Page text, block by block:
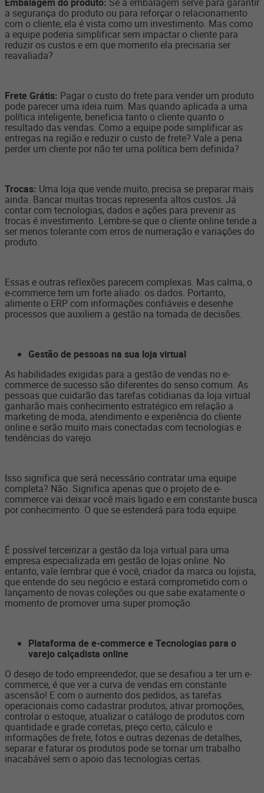
a segurança do produto ou para reforçar o relacionamento
com o cliente, ela é vista como um investimento. Mas como
a equipe poderia simplificar sem impactar o cliente para
reduzir os custos e em que momento ela precisaria ser
reavaliada?
Frete Grátis: Pagar o custo do frete para vender um produto
pode parecer uma ideia ruim. Mas quando aplicada a uma
política inteligente, beneficia tanto o cliente quanto o
resultado das vendas. Como a equipe pode simplificar as
entregas na região e reduzir o custo de frete? Vale a pena
perder um cliente por não ter uma política bem definida?
Trocas: Uma loja que vende muito, precisa se preparar mais
ainda. Bancar muitas trocas representa altos custos. Já
contar com tecnologias, dados e ações para prevenir as
trocas é investimento. Lembre-se que o cliente online tende a
ser menos tolerante com erros de numeração e variações do
produto.
Essas e outras reflexões parecem complexas. Mas calma, o
e-commerce tem um forte aliado: os dados. Portanto,
alimente o ERP com informações confiáveis e desenhe
processos que auxiliem a gestão na tomada de decisões.
Gestão de pessoas na sua loja virtual
As habilidades exigidas para a gestão de vendas no e-
commerce de sucesso são diferentes do senso comum. As
pessoas que cuidarão das tarefas cotidianas da loja virtual
ganharão mais conhecimento estratégico em relação a
marketing de moda, atendimento e experiência do cliente
online e serão muito mais conectadas com tecnologias e
tendências do varejo.
Isso significa que será necessário contratar uma equipe
completa? Não. Significa apenas que o projeto de e-
commerce vai deixar você mais ligado e em constante busca
por conhecimento. O que se estenderá para toda equipe.
É possível terceirizar a gestão da loja virtual para uma
empresa especializada em gestão de lojas online. No
entanto, vale lembrar que é você, criador da marca ou lojista,
que entende do seu negócio e estará comprometido com o
lançamento de novas coleções ou que sabe exatamente o
momento de promover uma super promoção.
Plataforma de e-commerce e Tecnologias para o
varejo calçadista online
O desejo de todo empreendedor, que se desafiou a ter um e-
commerce, é que ver a curva de vendas em constante
ascensão! E com o aumento dos pedidos, as tarefas
operacionais como cadastrar produtos, ativar promoções,
controlar o estoque, atualizar o catálogo de produtos com
quantidade e grade corretas, preço certo, cálculo e
informações de frete, fotos e outras dezenas de detalhes,
separar e faturar os produtos pode se tornar um trabalho
inacabável sem o apoio das tecnologias certas.